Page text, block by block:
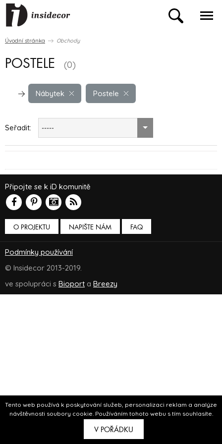
Tento web používá k poskytování služeb, personalizaci reklam a analýze
návštěvnosti soubory cookie. Používáním tohoto webu s tím souhlasíte.
V POŘÁDKU
Úvodní stránka Obchody
POSTELE (0)
Nábytek Postele
Seřadit: -----
O PROJEKTU NAPIŠTE NÁM
Připojte se k iD komunitě
FAQ
Podmínky používání
© Insidecor 2013-2019.
ve spolupráci s Bioport a Breezy